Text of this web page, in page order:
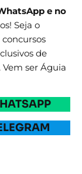
e no
Seja o
de
ser Águia